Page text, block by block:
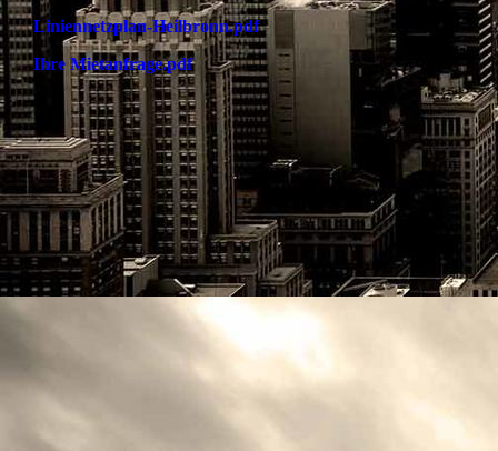
Liniennetzplan-Heilbronn.pdf
Ihre Mietanfrage.pdf